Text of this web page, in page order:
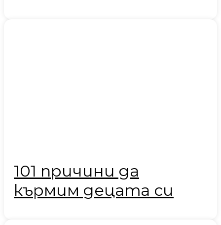
101 причини да
кърмим децата си